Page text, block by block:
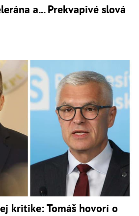
a... Prekvapivé slová
kritike: Tomáš hovorí o